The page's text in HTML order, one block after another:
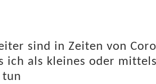
sind in Zeiten von
ich als kleines oder
tun